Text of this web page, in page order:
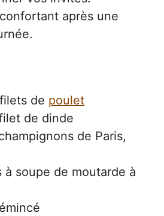
après une
de poulet
de dinde
de Paris,
à soupe de moutarde à